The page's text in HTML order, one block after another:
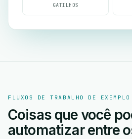
GATILHOS
FLUXOS DE TRABALHO DE EXEMPLO
Coisas que você
automatizar entre